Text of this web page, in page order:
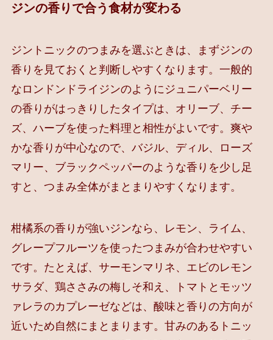
ジンの香りで合う食材が変わる
ジントニックのつまみを選ぶときは、まずジンの
香りを見ておくと判断しやすくなります。一般的
なロンドンドライジンのようにジュニパーベリー
の香りがはっきりしたタイプは、オリーブ、チー
ズ、ハーブを使った料理と相性がよいです。爽や
かな香りが中心なので、バジル、ディル、ローズ
マリー、ブラックペッパーのような香りを少し足
すと、つまみ全体がまとまりやすくなります。
柑橘系の香りが強いジンなら、レモン、ライム、
グレープフルーツを使ったつまみが合わせやすい
です。たとえば、サーモンマリネ、エビのレモン
サラダ、鶏ささみの梅しそ和え、トマトとモッツ
ァレラのカプレーゼなどは、酸味と香りの方向が
近いため自然にまとまります。甘みのあるトニッ